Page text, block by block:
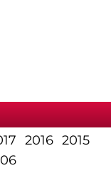
2016 2015